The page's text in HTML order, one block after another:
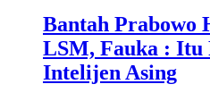
Bantah Prabowo
LSM, Fauka : Itu
Intelijen Asing